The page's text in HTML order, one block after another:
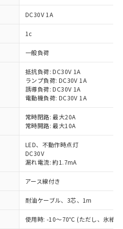
DC30V 1A
1c
一般負荷
抵抗負荷: DC30V 1A
ランプ負荷: DC30V 1A
誘導負荷: DC30V 1A
電動機負荷: DC30V 1A
常時閉路: 最大20A
常時開路: 最大10A
LED、不動作時点灯
DC30V
漏れ電流: 約1.7mA
アース線付き
耐油ケーブル、3芯、1m
使用時: -10～70℃ (ただし、氷結し